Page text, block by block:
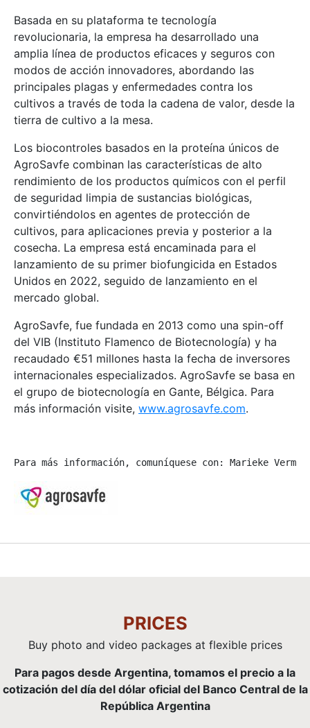
Basada en su plataforma te tecnología
revolucionaria, la empresa ha desarrollado una
amplia línea de productos eficaces y seguros con
modos de acción innovadores, abordando las
principales plagas y enfermedades contra los
cultivos a través de toda la cadena de valor, desde la
tierra de cultivo a la mesa.
Los biocontroles basados en la proteína únicos de
AgroSavfe combinan las características de alto
rendimiento de los productos químicos con el perfil
de seguridad limpia de sustancias biológicas,
convirtiéndolos en agentes de protección de
cultivos, para aplicaciones previa y posterior a la
cosecha. La empresa está encaminada para el
lanzamiento de su primer biofungicida en Estados
Unidos en 2022, seguido de lanzamiento en el
mercado global.
AgroSavfe, fue fundada en 2013 como una spin-off
del VIB (Instituto Flamenco de Biotecnología) y ha
recaudado €51 millones hasta la fecha de inversores
internacionales especializados. AgroSavfe se basa en
el grupo de biotecnología en Gante, Bélgica. Para
más información visite, www.agrosavfe.com.
Para más información, comuníquese con: Marieke
PRICES
Buy photo and video packages at flexible prices
Para pagos desde Argentina, tomamos el precio a la
cotización del día del dólar oficial del Banco Central de la
República Argentina